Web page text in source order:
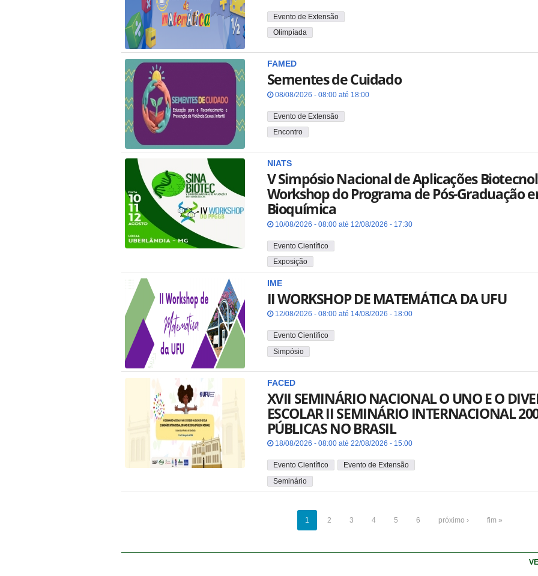
Evento de Extensão
Olimpíada
FAMED
Sementes de Cuidado
08/08/2026 - 08:00 até 18:00
Evento de Extensão
Encontro
NIATS
V Simpósio Nacional de Aplicações
Workshop do Programa de Pós-Graduação
Bioquímica
10/08/2026 - 08:00 até 12/08/2026 - 17:30
Evento Científico
Exposição
IME
II WORKSHOP DE MATEMÁTICA DA UFU
12/08/2026 - 08:00 até 14/08/2026 - 18:00
Evento Científico
Simpósio
FACED
XVII SEMINÁRIO NACIONAL O UNO E O
ESCOLAR II SEMINÁRIO INTERNACIONAL
PÚBLICAS NO BRASIL
18/08/2026 - 08:00 até 22/08/2026 - 15:00
Evento Científico
Evento de Extensão
Seminário
1 2 3 4 5 6 próximo › fim »